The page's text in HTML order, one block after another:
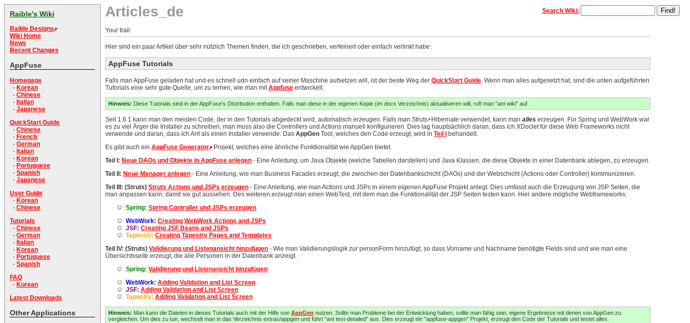
Raible's Wiki
Raible Designs
Wiki Home
News
Recent Changes
AppFuse
Homepage
- Korean
- Chinese
- Italian
- Japanese
QuickStart Guide
- Chinese
- French
- German
- Italian
- Korean
- Portuguese
- Spanish
- Japanese
User Guide
- Korean
- Chinese
Tutorials
- Chinese
- German
- Italian
- Korean
- Portuguese
- Spanish
FAQ
- Korean
Latest Downloads
Other Applications
Articles_de Search Wiki:
Your trail:
Hier sind ein paar Artikel über sehr nützlich Themen finden, die ich geschrieben, verfeinert oder einfach verlinkt habe:
AppFuse Tutorials
Falls man AppFuse geladen hat und es schnell udn einfach auf seiner Maschine aufsetzen will, ist der beste Weg der QuickStart Guide. Wenn man alles aufgesetzt hat, sind die unten aufgeführten
Tutorials eine sehr gute Quelle, um zu lernen, wie man mitAppfuse entwickelt.
Hinweis: Diese Tutorials sind in der AppFuse's Distribution enthalten. Falls man diese in der eigenen Kopie (im docs Verzeichnis) aktualisieren will, ruft man "ant wiki" auf.
Seit 1.6.1 kann man den meisten Code, der in den Tutorials abgedeckt wird, automatisch erzeugen. Falls man Struts+Hibernate verwendet, kann man alles erzeugen. Für Spring und WebWork war
es zu viel Ärger die Installer zu schreiben, man muss also die Controllers und Actions manuell konfigurieren. Dies lag hauptsächlich daran, dass ich XDoclet für diese Web Frameworks nicht
verwende und daran, dass ich Ant als einen Installer verwende. Das AppGen Tool, welches den Code erzeugt, wird in Teil I
behandelt.
Es gibt auch ein AppFuse Generator
Projekt, welches eine ähnliche Funktionalität wie AppGen bietet.
Teil I: Neue DAOs und Objekte in AppFuse anlegen - Eine Anleitung, um Java Objekte (welche Tabellen darstellen) und Java Klassen, die diese Objekte in einer Datenbank ablegen, zu erzeugen.
Teil II: Neue Manager anlegen - Eine Anleitung, wie man Business Facades erzeugt, die zwischen der Datenbankschicht (DAOs) und der Webschicht (Actions oder Controller) kommunizieren.
Teil III: (Struts) Struts Actions und JSPs erzeugen - Eine Anleitung, wie man Actions und JSPs in einem eigenen AppFuse Projekt anlegt. Dies umfasst auch die Erzeugung von JSP Seiten, die
man anpassen kann, damit sie gut aussehen. Des weiteren erzeugt man einen WebTest, mit dem man die Funktionalität der JSP Seiten testen kann. Hier andere mögliche Webframeworks:
Spring: Spring Controller und JSPs erzeugen
WebWork: Creating WebWork Actions and JSPs
JSF: Creating JSF Beans and JSPs
Tapestry: Creating Tapestry Pages and Templates
Teil IV: (Struts) Validierung und Listenansicht hinzufügen - Wie man Validierungslogik zur personForm hinzufügt, so dass Vorname und Nachname benötigte Fields sind und wie man eine
Übersichtsseite erzeugt, die alle Personen in der Datenbank anzeigt.
Spring: Validierung und Listenansicht hinzufügen
WebWork: Adding Validation and List Screen
JSF: Adding Validation and List Screen
Tapestry: Adding Validation and List Screen
Hinweis: Man kann die Dateien in dieses Tutorials auch mit der Hilfe von AppGen nutzen. Sollte man Probleme bei der Entwicklung haben, sollte man fähig sein, eigene Ergebnisse mit denen von AppGen zu
vergleichen. Um dies zu tun, wechselt man in das Verzeichnis extras/appgen und führt "ant test-detailed" aus. Dies erzeugt ein "appfuse-appgen" Projekt, erzeugt den Code der Tutorials und testet alles.